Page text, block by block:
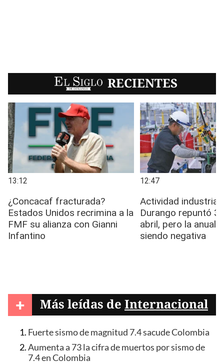
EL SIGLO RECIENTES
+ Más leídas de Internacional
Fuerte sismo de magnitud 7.4 sacude Colombia
Aumenta a 73 la cifra de muertos por sismo de
7.4 en Colombia